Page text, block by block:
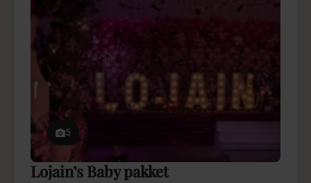
5
Lojain’s Baby pakket